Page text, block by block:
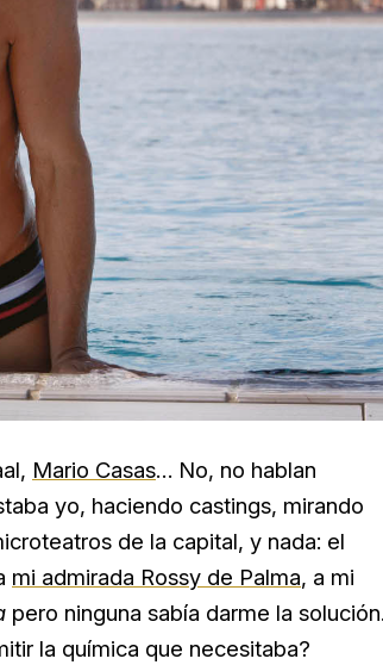
Mario Casas… No, no hablan
yo, haciendo castings, mirando
de la capital, y nada: el
mi admirada Rossy de Palma, a mi
pero ninguna sabía darme la
la química que necesitaba?